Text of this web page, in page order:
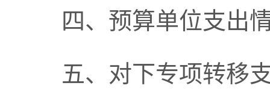
四、预算单位支出
五、对下专项转移